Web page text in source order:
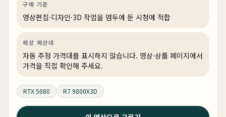
구매 기준
영상편집·디자인·3D 작업을 염두에 둔 시청에 적합
예상 예산대
자동 추정 가격대를 표시하지 않습니다. 영상·상품 페이지에서
가격을 직접 확인해 주세요.
RTX 5080 R7 9800X3D
4주 전